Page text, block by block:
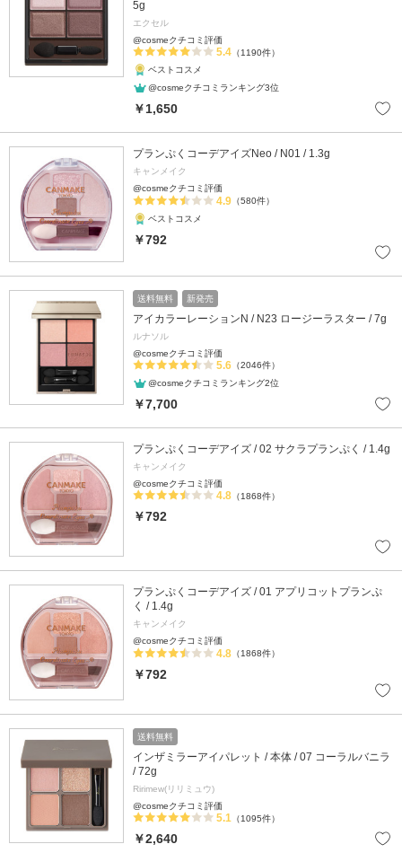
5g
エクセル
@cosmeクチコミ評価
5.4 （1190件）
ベストコスメ
@cosmeクチコミランキング3位
￥1,650
プランぷくコーデアイズNeo / N01 / 1.3g
キャンメイク
@cosmeクチコミ評価
4.9 （580件）
ベストコスメ
￥792
送料無料 新発売
アイカラーレーションN / N23 ロージーラスター / 7g
ルナソル
@cosmeクチコミ評価
5.6 （2046件）
@cosmeクチコミランキング2位
￥7,700
プランぷくコーデアイズ / 02 サクラプランぷく / 1.4g
キャンメイク
@cosmeクチコミ評価
4.8 （1868件）
￥792
プランぷくコーデアイズ / 01 アプリコットプランぷ
く / 1.4g
キャンメイク
@cosmeクチコミ評価
4.8 （1868件）
￥792
送料無料
インザミラーアイパレット / 本体 / 07 コーラルバニラ
/ 72g
Ririmew(リリミュウ)
@cosmeクチコミ評価
5.1 （1095件）
￥2,640